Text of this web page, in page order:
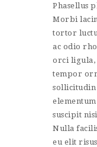
Phasellus
Morbi
tortor
ac odio
orci ligula,
tempor
sollicitudin
elementum
suscipit
Nulla
eu elit